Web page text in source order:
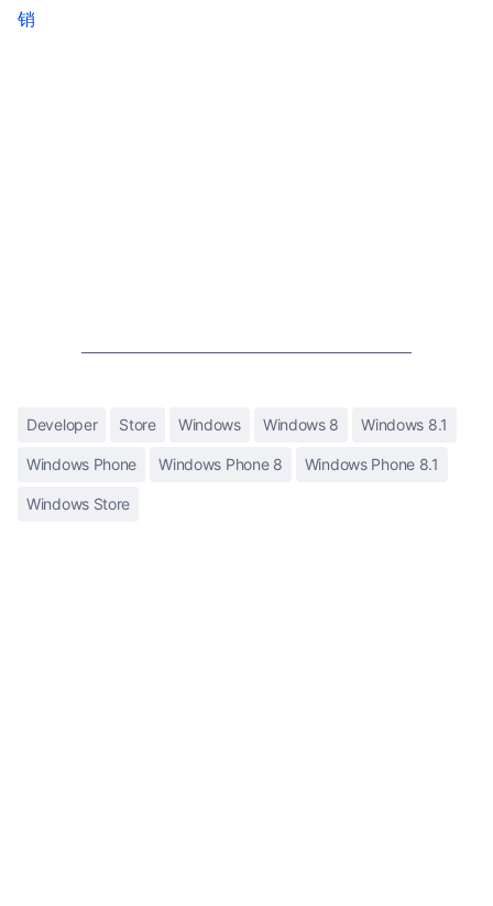
销
Developer Store Windows Windows 8 Windows 8.1
Windows Phone Windows Phone 8 Windows Phone 8.1
Windows Store